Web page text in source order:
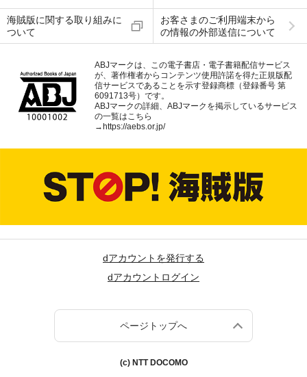
海賊版に関する取り組みに
ついて
お客さまのご利用端末から
の情報の外部送信について
ABJマークは、この電子書店・電子書籍配信サービス
が、著作権者からコンテンツ使用許諾を得た正規版配
信サービスであることを示す登録商標（登録番号 第
6091713号）です。
ABJマークの詳細、ABJマークを掲示しているサービス
の一覧はこちら
→ https://aebs.or.jp/
dアカウントを発行する
dアカウントログイン
ページトップへ
(c) NTT DOCOMO